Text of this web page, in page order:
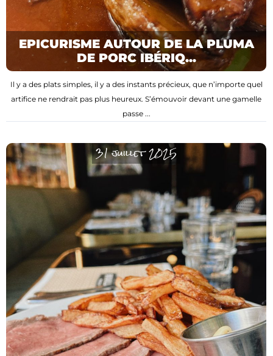
EPICURISME AUTOUR DE LA PLUMA
DE PORC IBÉRIQ...
Il y a des plats simples, il y a des instants précieux, que n’importe quel
artifice ne rendrait pas plus heureux. S’émouvoir devant une gamelle
passe ...
31 juillet 2025